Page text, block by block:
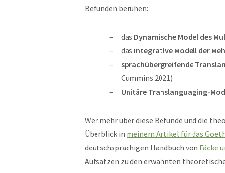
Befunden beruhen:
das Dynamische Model des
das Integrative Modell der
sprachübergreifende
Cummins 2021)
Unitäre Translanguaging-
Wer mehr über diese Befunde und die
Überblick in meinem Artikel für das
deutschsprachigen Handbuch von Fäcke
Aufsätzen zu den erwähnten